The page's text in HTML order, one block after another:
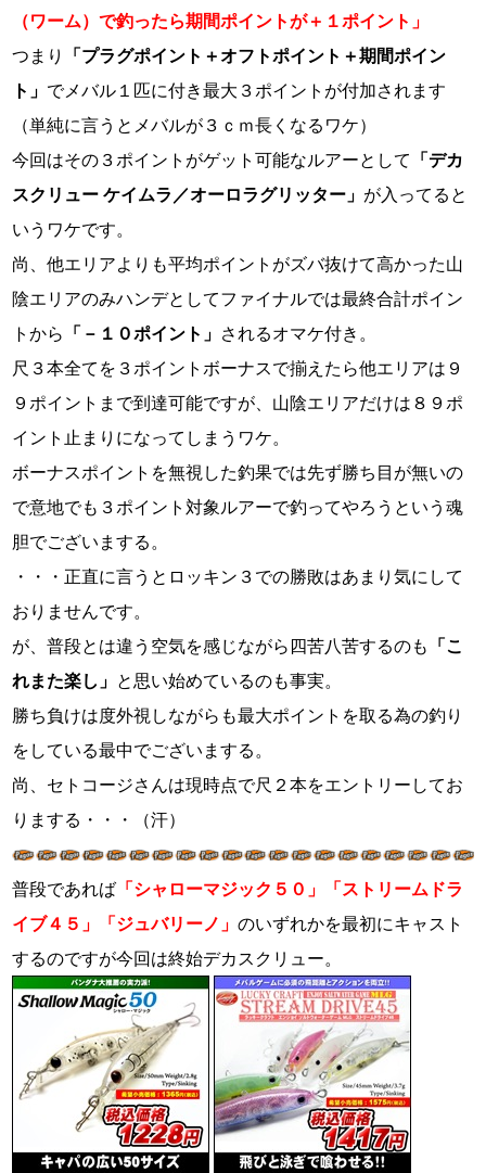
（ワーム）で釣ったら期間ポイントが＋１ポイント」
つまり 「プラグポイント＋オフトポイント＋期間ポイン
ト」 でメバル１匹に付き最大３ポイントが付加されます
（単純に言うとメバルが３ｃｍ長くなるワケ）
今回はその３ポイントがゲット可能なルアーとして 「デカ
スクリュー ケイムラ／オーロラグリッター」 が入ってると
いうワケです。
尚、他エリアよりも平均ポイントがズバ抜けて高かった山
陰エリアのみハンデとしてファイナルでは最終合計ポイン
トから 「－１０ポイント」 されるオマケ付き。
尺３本全てを３ポイントボーナスで揃えたら他エリアは９
９ポイントまで到達可能ですが、山陰エリアだけは８９ポ
イント止まりになってしまうワケ。
ボーナスポイントを無視した釣果では先ず勝ち目が無いの
で意地でも３ポイント対象ルアーで釣ってやろうという魂
胆でございまする。
・・・正直に言うとロッキン３での勝敗はあまり気にして
おりませんです。
が、普段とは違う空気を感じながら四苦八苦するのも 「こ
れまた楽し」 と思い始めているのも事実。
勝ち負けは度外視しながらも最大ポイントを取る為の釣り
をしている最中でございまする。
尚、セトコージさんは現時点で尺２本をエントリーしてお
りまする・・・（汗）
普段であれば 「シャローマジック５０」「ストリームドラ
イブ４５」「ジュバリーノ」のいずれかを最初にキャスト
するのですが今回は終始デカスクリュー。